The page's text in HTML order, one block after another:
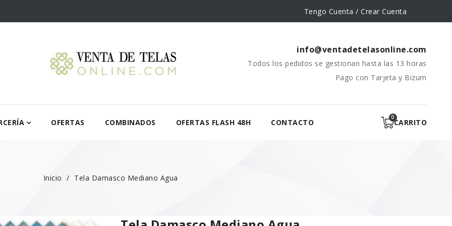
Tengo Cuenta / Crear Cuenta
info@ventadetelasonline.com
Todos los pedidos se gestionan hasta las 13 horas
Pago con Tarjeta y Bizum
OFERTAS COMBINADOS OFERTAS FLASH 48H CONTACTO CARRITO
Inicio Tela Damasco Mediano Agua